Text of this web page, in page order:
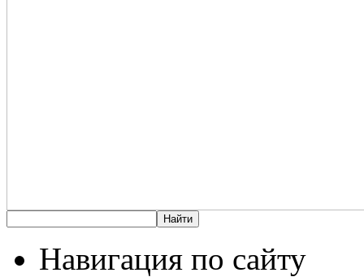
Навигация по сайту